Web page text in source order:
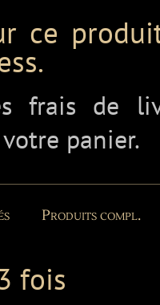
ce
frais de
panier.
Produits compl.
fois